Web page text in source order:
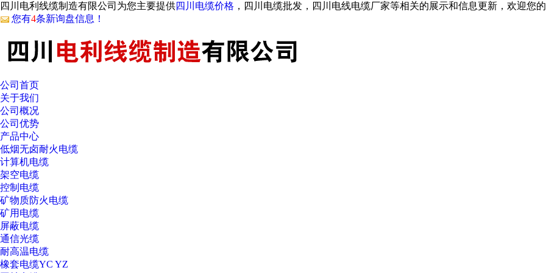
四川电利线缆制造有限公司为您主要提供四川电缆价格 ，四川电缆批发，四川电线电缆厂家等相关的展示和信息更新，欢迎您
您有4条新询盘信息！
公司首页
关于我们
公司概况
公司优势
产品中心
低烟无卤耐火电缆
计算机电缆
架空电缆
控制电缆
矿物质防火电缆
矿用电缆
屏蔽电缆
通信光缆
耐高温电缆
橡套电缆YC YZ